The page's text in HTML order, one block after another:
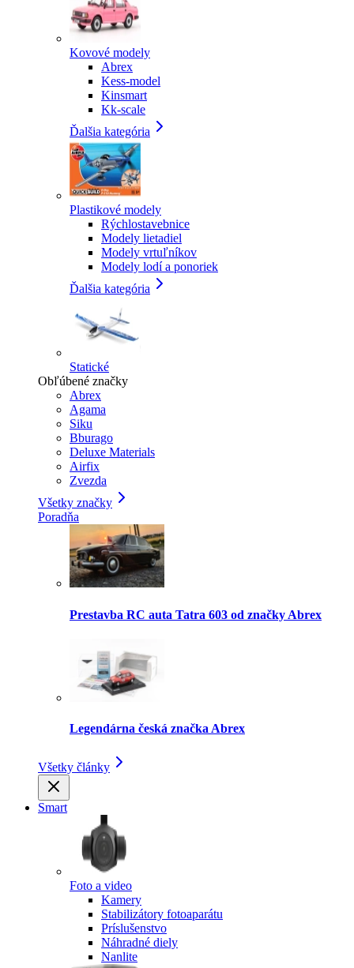
Kovové modely
Abrex
Kess-model
Kinsmart
Kk-scale
Ďalšia kategória
Plastikové modely
Rýchlostavebnice
Modely lietadiel
Modely vrtuľníkov
Modely lodí a ponoriek
Ďalšia kategória
Statické
Obľúbené značky
Abrex
Agama
Siku
Bburago
Deluxe Materials
Airfix
Zvezda
Všetky značky
Poradňa
Prestavba RC auta Tatra 603 od značky Abrex
Legendárna česká značka Abrex
Všetky články
Smart
Foto a video
Kamery
Stabilizátory fotoaparátu
Príslušenstvo
Náhradné diely
Nanlite